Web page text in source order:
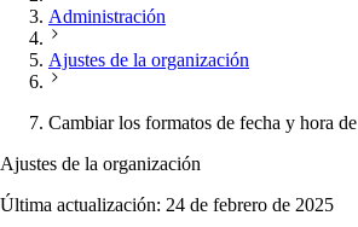
Administración
Ajustes de la organización
Cambiar los formatos de fecha y hora
Ajustes de la organización
Última actualización: 24 de febrero de 2025